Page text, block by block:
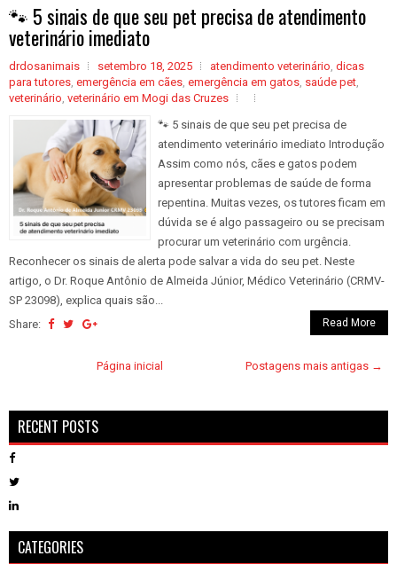
🐾 5 sinais de que seu pet precisa de atendimento
veterinário imediato
drdosanimais setembro 18, 2025 atendimento veterinário dicas
para tutores emergência em cães emergência em gatos saúde pet
veterinário veterinário em Mogi das Cruzes
🐾 5 sinais de que seu pet precisa de
atendimento veterinário imediato Introdução
Assim como nós, cães e gatos podem
apresentar problemas de saúde de forma
repentina. Muitas vezes, os tutores ficam em
dúvida se é algo passageiro ou se precisam
procurar um veterinário com urgência.
Reconhecer os sinais de alerta pode salvar a vida do seu pet. Neste
artigo, o Dr. Roque Antônio de Almeida Júnior, Médico Veterinário (CRMV-
SP 23098), explica quais são...
Share:
Read More
Postagens mais antigas →
Página inicial
RECENT POSTS
CATEGORIES